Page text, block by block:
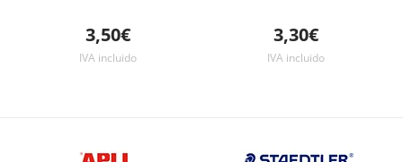
3,50€
IVA incluido
3,30€
IVA incluido